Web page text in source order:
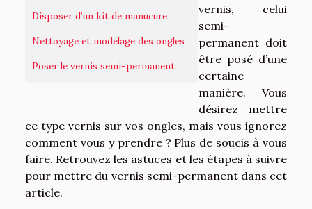
Disposer d’un kit de manucure
Nettoyage et modelage des ongles
Poser le vernis semi-permanent
vernis, celui
semi-
permanent doit
être posé d’une
certaine
manière. Vous
désirez mettre
ce type vernis sur vos ongles, mais vous ignorez
comment vous y prendre ? Plus de soucis à vous
faire. Retrouvez les astuces et les étapes à suivre
pour mettre du vernis semi-permanent dans cet
article.